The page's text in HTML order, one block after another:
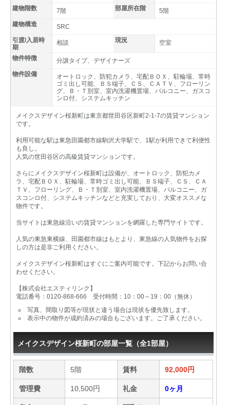
建物階数
7階 部屋所在階
5階
建物構造
SRC
引渡/入居時
期
相談 現況 空室
物件特徴
分譲タイプ、デザイナーズ
物件設備
オートロック、防犯カメラ、宅配ＢＯＸ、駐輪場、常時
ゴミ出し可能、ＢＳ端子、ＣＳ、ＣＡＴＶ、フローリン
グ、Ｂ・Ｔ別室、室内洗濯機置場、バルコニー、ガスコ
ンロ付、システムキッチン
メイクスデザイン桜新町は東京都世田谷区新町2-1-7の賃貸マンション
です。
利用可能な駅は東急田園都市線駒沢大学駅で、1駅が利用できて利便性
も良し。
人気の世田谷区の高級賃貸マンションです。
さらにメイクスデザイン桜新町は設備が、オートロック、防犯カメ
ラ、宅配ＢＯＸ、駐輪場、常時ゴミ出し可能、ＢＳ端子、ＣＳ、ＣＡ
ＴＶ、フローリング、Ｂ・Ｔ別室、室内洗濯機置場、バルコニー、ガ
スコンロ付、システムキッチンなどと充実しており、大変オススメな
物件です。
当サイトは東急線沿いの賃貸マンションを網羅した専門サイトです。
人気の東急東横線、田園都市線はもとより、東急線の人気物件をお探
しの方は是非ご利用ください。
メイクスデザイン桜新町はすぐにご案内可能です。下記からお問い合
わせください。
【株式会社エスティリンク】
電話番号：0120-868-666 受付時間：10：00～19：00（無休）
写真、間取り図等が現状と違う場合は現状を優先致します。
表示中の物件が成約済みの場合もございます。ご了承ください。
メイクスデザイン桜新町の部屋一覧（全1部屋）
階数 5階 賃料 92,000円
管理費 10,500円 礼金 0ヶ月